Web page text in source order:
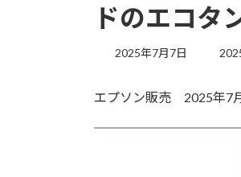
ドのエコタ
2025年7月7日
最
新
時
エプソン販売 2025年7